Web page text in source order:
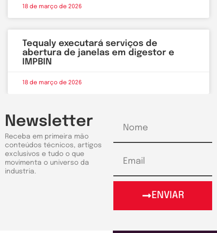
18 de março de 2026
Tequaly executará serviços de
abertura de janelas em digestor e
IMPBIN
18 de março de 2026
Newsletter
Receba em primeira mão
conteúdos técnicos, artigos
exclusivos e tudo o que
movimenta o universo da
industria.
ENVIAR